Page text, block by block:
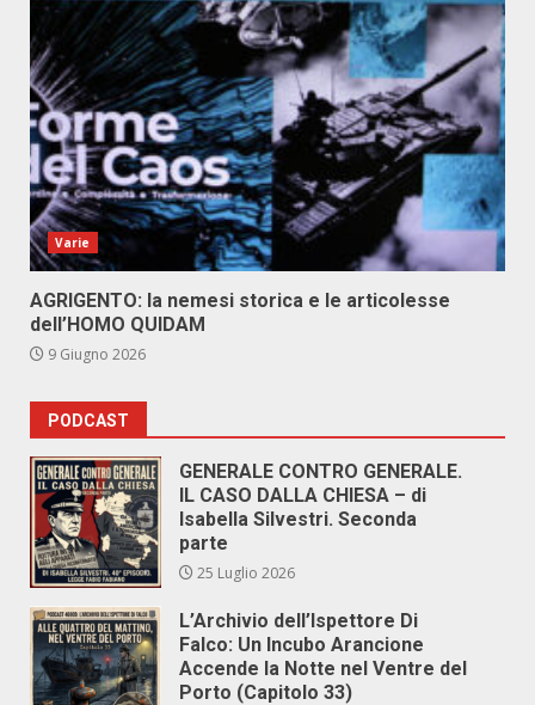
Varie
AGRIGENTO: la nemesi storica e le articolesse
dell’HOMO QUIDAM
9 Giugno 2026
PODCAST
GENERALE CONTRO GENERALE.
IL CASO DALLA CHIESA – di
Isabella Silvestri. Seconda
parte
25 Luglio 2026
L’Archivio dell’Ispettore Di
Falco: Un Incubo Arancione
Accende la Notte nel Ventre del
Porto (Capitolo 33)